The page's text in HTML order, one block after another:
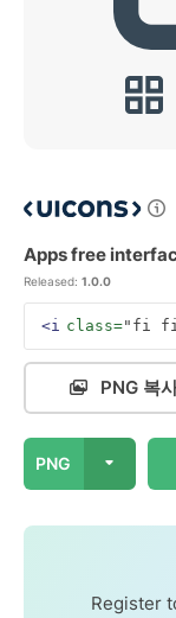
Apps free
Released: 1.0.0
<i class="fi
PNG 복
PNG
Register